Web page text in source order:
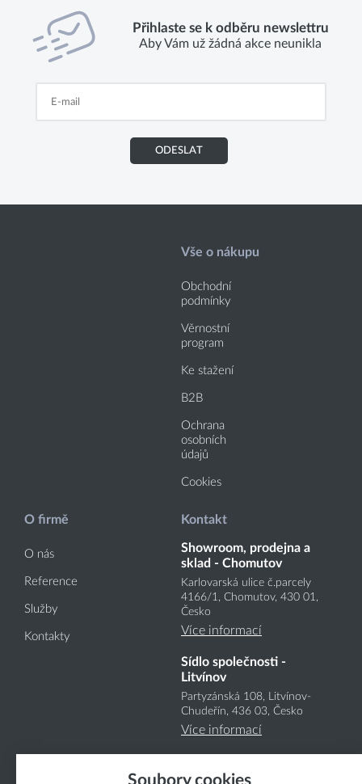
Přihlaste se k odběru newslettru
Aby Vám už žádná akce neunikla
ODESLAT
Vše o nákupu
Obchodní
podmínky
Věrnostní
program
Ke stažení
B2B
Ochrana
osobních
údajů
Cookies
O firmě
O nás
Reference
Služby
Kontakty
Kontakt
Showroom, prodejna a
sklad - Chomutov
Karlovarská ulice č.parcely
4166/1, Chomutov, 430 01,
Česko
Více informací
Sídlo společnosti -
Litvínov
Partyzánská 108, Litvínov-
Chudeřín, 436 03, Česko
Více informací
Soubory cookies